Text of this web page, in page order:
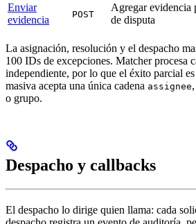
Enviar
evidencia
POST
Agregar evidencia
de disputa
La asignación, resolución y el despacho
100 IDs de excepciones. Matcher procesa
independiente, por lo que el éxito parcial
masiva acepta una única cadena assignee
o grupo.
Despacho y callbacks
El despacho lo dirige quien llama: cada